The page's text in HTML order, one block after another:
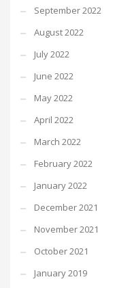
September 2022
August 2022
July 2022
June 2022
May 2022
April 2022
March 2022
February 2022
January 2022
December 2021
November 2021
October 2021
January 2019